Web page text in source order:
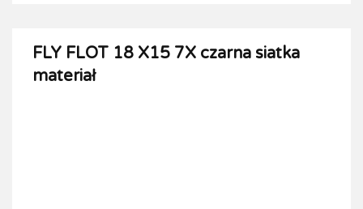
FLY FLOT 18 X15 7X czarna siatka
materiał